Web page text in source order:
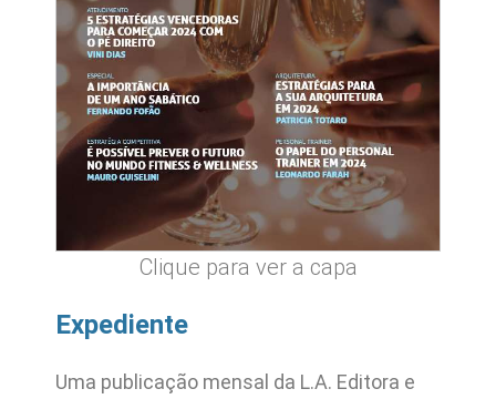
Clique para ver a capa
Expediente
Uma publicação mensal da L.A. Editora e